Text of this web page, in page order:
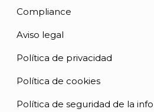
Compliance
Aviso legal
Política de privacidad
Política de cookies
Política de seguridad de la